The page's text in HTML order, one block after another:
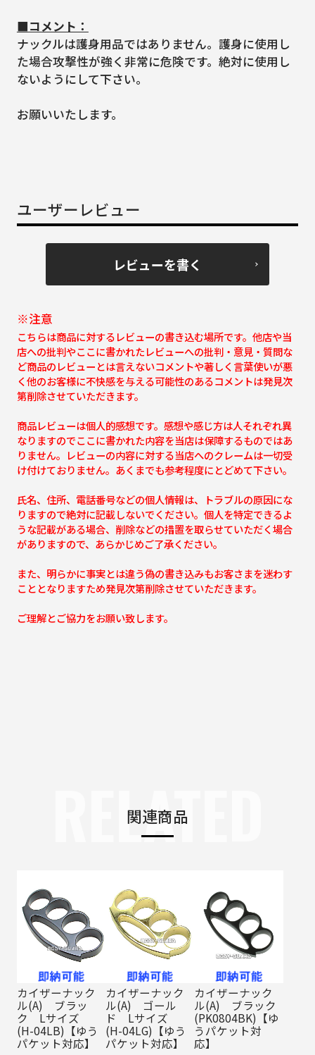
■コメント：
ナックルは護身用品ではありません。護身に使用し
た場合攻撃性が強く非常に危険です。絶対に使用し
ないようにして下さい。
お願いいたします。
ユーザーレビュー
レビューを書く
※注意
こちらは商品に対するレビューの書き込む場所です。他店や当
店への批判やここに書かれたレビューへの批判・意見・質問な
ど商品のレビューとは言えないコメントや著しく言葉使いが悪
く他のお客様に不快感を与える可能性のあるコメントは発見次
第削除させていただきます。
商品レビューは個人的感想です。感想や感じ方は人それぞれ異
なりますのでここに書かれた内容を当店は保障するものではあ
りません。レビューの内容に対する当店へのクレームは一切受
け付けておりません。あくまでも参考程度にとどめて下さい。
氏名、住所、電話番号などの個人情報は、トラブルの原因にな
りますので絶対に記載しないでください。個人を特定できるよ
うな記載がある場合、削除などの措置を取らせていただく場合
がありますので、あらかじめご了承ください。
また、明らかに事実とは違う偽の書き込みもお客さまを迷わす
こととなりますため発見次第削除させていただきます。
ご理解とご協力をお願い致します。
関連商品
RELATED
カイザーナック
ル(A) ブラッ
ク Lサイズ
(H-04LB)【ゆう
パケット対応】
カイザーナック
ル(A) ゴール
ド Lサイズ
(H-04LG)【ゆう
パケット対応】
カイザーナック
ル(A) ブラック
(PK0804BK)【ゆ
うパケット対
応】